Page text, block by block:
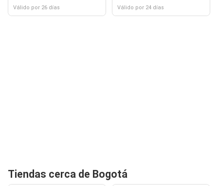
Válido por 26 días Válido por 24 días
Tiendas cerca de Bogotá